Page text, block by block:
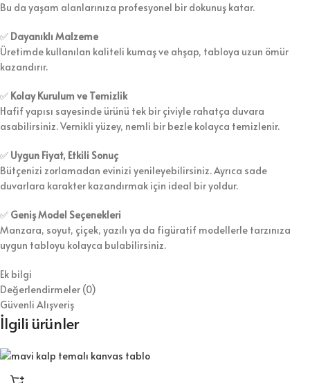
Bu da yaşam alanlarınıza profesyonel bir dokunuş katar.
✅ Dayanıklı Malzeme
Üretimde kullanılan kaliteli kumaş ve ahşap, tabloya uzun ömür
kazandırır.
✅ Kolay Kurulum ve Temizlik
Hafif yapısı sayesinde ürünü tek bir çiviyle rahatça duvara
asabilirsiniz. Vernikli yüzey, nemli bir bezle kolayca temizlenir.
✅ Uygun Fiyat, Etkili Sonuç
Bütçenizi zorlamadan evinizi yenileyebilirsiniz. Ayrıca sade
duvarlara karakter kazandırmak için ideal bir yoldur.
✅ Geniş Model Seçenekleri
Manzara, soyut, çiçek, yazılı ya da figüratif modellerle tarzınıza
uygun tabloyu kolayca bulabilirsiniz.
Ek bilgi
Değerlendirmeler (0)
Güvenli Alışveriş
İlgili ürünler